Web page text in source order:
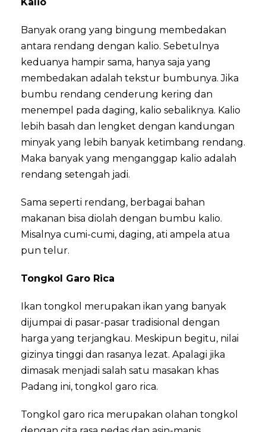
Banyak orang yang bingung membedakan
antara rendang dengan kalio. Sebetulnya
keduanya hampir sama, hanya saja yang
membedakan adalah tekstur bumbunya. Jika
bumbu rendang cenderung kering dan
menempel pada daging, kalio sebaliknya. Kalio
lebih basah dan lengket dengan kandungan
minyak yang lebih banyak ketimbang rendang.
Maka banyak yang menganggap kalio adalah
rendang setengah jadi.
Sama seperti rendang, berbagai bahan
makanan bisa diolah dengan bumbu kalio.
Misalnya cumi-cumi, daging, ati ampela atua
pun telur.
Tongkol Garo Rica
Ikan tongkol merupakan ikan yang banyak
dijumpai di pasar-pasar tradisional dengan
harga yang terjangkau. Meskipun begitu, nilai
gizinya tinggi dan rasanya lezat. Apalagi jika
dimasak menjadi salah satu masakan khas
Padang ini, tongkol garo rica.
Tongkol garo rica merupakan olahan tongkol